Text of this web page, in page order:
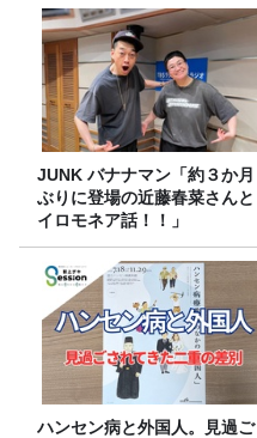
JUNK バナナマン「約３か月
ぶりに登場の近藤春菜さんと
イロモネア話！！」
ハンセン病と外国人。見過ご